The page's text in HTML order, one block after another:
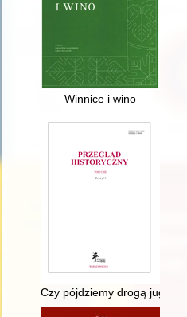
Winnice i wino
Czy pójdziemy drogą